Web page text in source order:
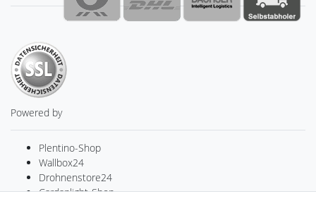
Powered by
Plentino-Shop
Wallbox24
Drohnenstore24
Cardanlight-Shop